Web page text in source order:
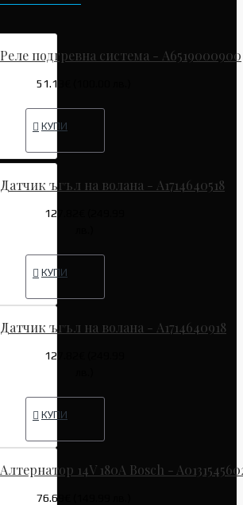
Реле подгревна система - A6519000900
51.13€ (100.00 лв.)
КУПИ
Датчик ъгъл на волана - A1714640518
127.82€ (249.99
КУПИ
Датчик ъгъл на волана - A1714640918
127.82€ (249.99
КУПИ
Алтернатор 14V 180A Bosch -
76.69€ (149.99 лв.)